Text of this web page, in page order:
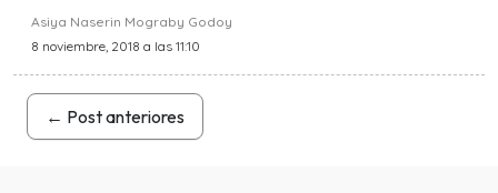
Asiya Naserin Mograby Godoy
8 noviembre, 2018 a las 11:10
← Post anteriores